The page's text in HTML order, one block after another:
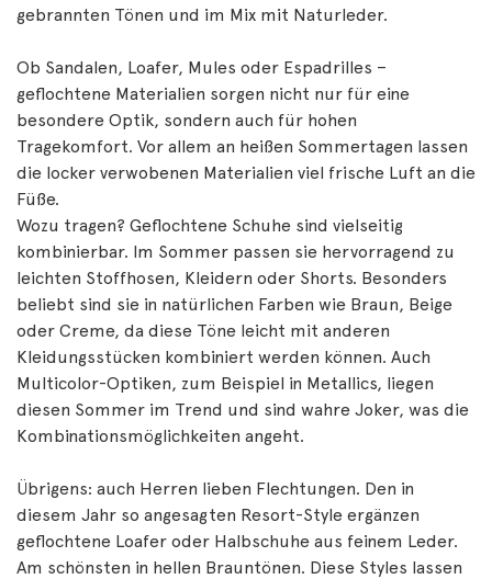
gebrannten Tönen und im Mix mit Naturleder.
Ob Sandalen, Loafer, Mules oder Espadrilles –
geflochtene Materialien sorgen nicht nur für eine
besondere Optik, sondern auch für hohen
Tragekomfort. Vor allem an heißen Sommertagen lassen
die locker verwobenen Materialien viel frische Luft an die
Füße.
Wozu tragen? Geflochtene Schuhe sind vielseitig
kombinierbar. Im Sommer passen sie hervorragend zu
leichten Stoffhosen, Kleidern oder Shorts. Besonders
beliebt sind sie in natürlichen Farben wie Braun, Beige
oder Creme, da diese Töne leicht mit anderen
Kleidungsstücken kombiniert werden können. Auch
Multicolor-Optiken, zum Beispiel in Metallics, liegen
diesen Sommer im Trend und sind wahre Joker, was die
Kombinationsmöglichkeiten angeht.
Übrigens: auch Herren lieben Flechtungen. Den in
diesem Jahr so angesagten Resort-Style ergänzen
geflochtene Loafer oder Halbschuhe aus feinem Leder.
Am schönsten in hellen Brauntönen. Diese Styles lassen